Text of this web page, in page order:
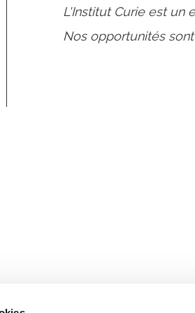
L'Institut Curie est un
Nos opportunités